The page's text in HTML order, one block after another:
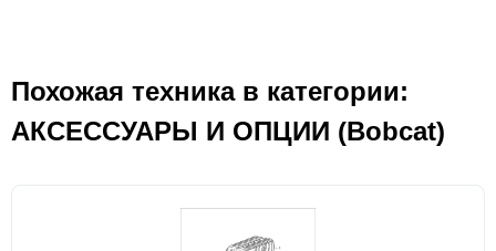
Похожая техника в категории:
АКСЕСCУАРЫ И ОПЦИИ (Bobcat)